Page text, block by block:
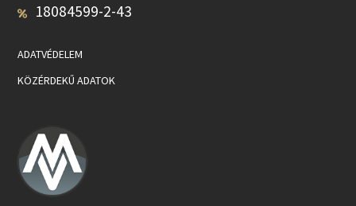
18084599-2-43
ADATVÉDELEM
KÖZÉRDEKŰ ADATOK